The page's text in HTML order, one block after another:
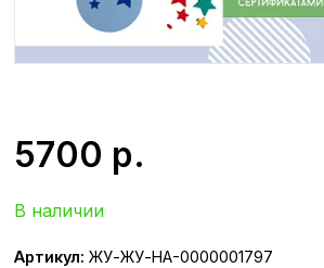
5700 р.
В наличии
Артикул: ЖУ-ЖУ-НА-0000001797